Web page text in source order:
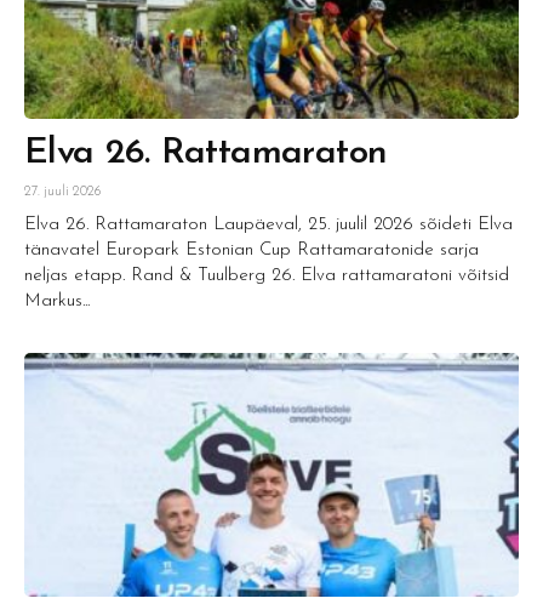
Elva 26. Rattamaraton
27. juuli 2026
Elva 26. Rattamaraton Laupäeval, 25. juulil 2026 sõideti Elva
tänavatel Europark Estonian Cup Rattamaratonide sarja
neljas etapp. Rand & Tuulberg 26. Elva rattamaratoni võitsid
Markus...